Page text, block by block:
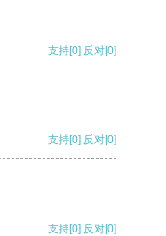
支持[0] 反对[0]
支持[0] 反对[0]
支持[0] 反对[0]